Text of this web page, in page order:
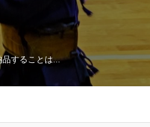
することは...